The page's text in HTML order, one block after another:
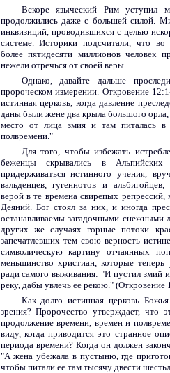
Вскоре языческий Рим уступил
продолжились даже с большей силой.
инквизиций, проводившихся с целью
системе. Историки подсчитали, что во
более пятидесяти миллионов человек
нежели отречься от своей веры.
Однако, давайте дальше
пророческом измерении. Откровение
истинная церковь, когда давление
даны были жене два крыла большого
место от лица змия и там питалась
полвремени."
Для того, чтобы избежать
беженцы скрывались в
придерживаться истинного учения,
вальденцев, гугеннотов и
верой в те времена свирепых
Деяний. Бог стоял за них, и иногда
останавливаемы загадочными снежными
других же случаях горные потоки
запечатлевших тем свою верность
символическую картину отчаянных
меньшинство христиан, которые
ради самого выживания: "И пустил змий
реку, дабы увлечь ее рекою." (Откровение
Как долго истинная церковь
зрения? Пророчество утверждает, что
продолжение времени, времен и
виду, когда приводится это странное
периода времени? Когда он должен
"А жена убежала в пустыню, где
чтобы питали ее там тысячу двести